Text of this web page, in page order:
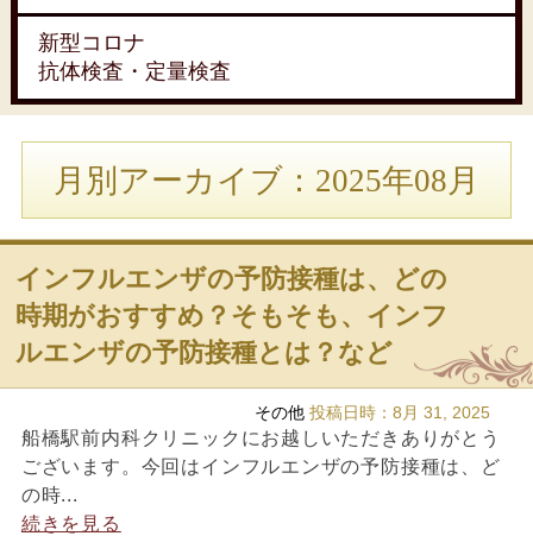
新型コロナ
抗体検査・定量検査
月別アーカイブ：2025年08月
インフルエンザの予防接種は、どの
時期がおすすめ？そもそも、インフ
ルエンザの予防接種とは？など
その他 投稿日時：8月 31, 2025
船橋駅前内科クリニックにお越しいただきありがとう
ございます。今回はインフルエンザの予防接種は、ど
の時...
続きを見る